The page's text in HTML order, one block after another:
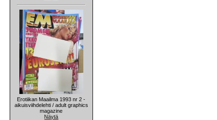
Erotiikan Maailma 1993 nr 2 -
aikuisviihdelehti / adult graphics
magazine
Näytä